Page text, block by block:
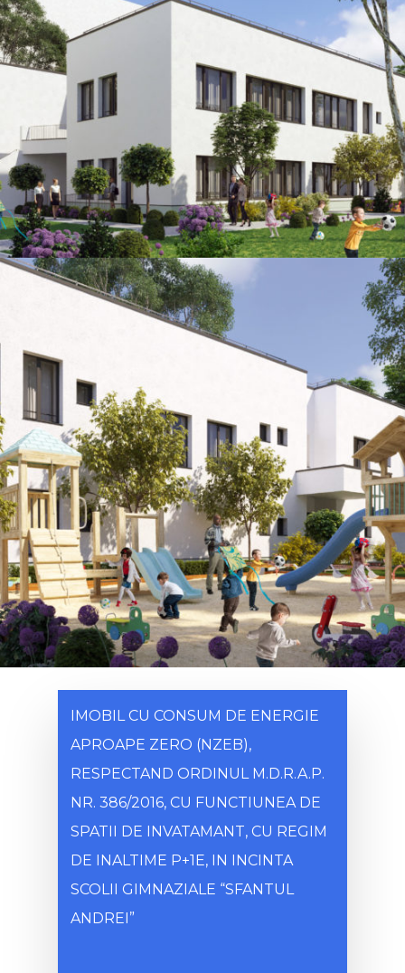
IMOBIL CU CONSUM DE ENERGIE
APROAPE ZERO (NZEB),
RESPECTAND ORDINUL M.D.R.A.P.
NR. 386/2016, CU FUNCTIUNEA DE
SPATII DE INVATAMANT, CU REGIM
DE INALTIME P+1E, IN INCINTA
SCOLII GIMNAZIALE “SFANTUL
ANDREI”